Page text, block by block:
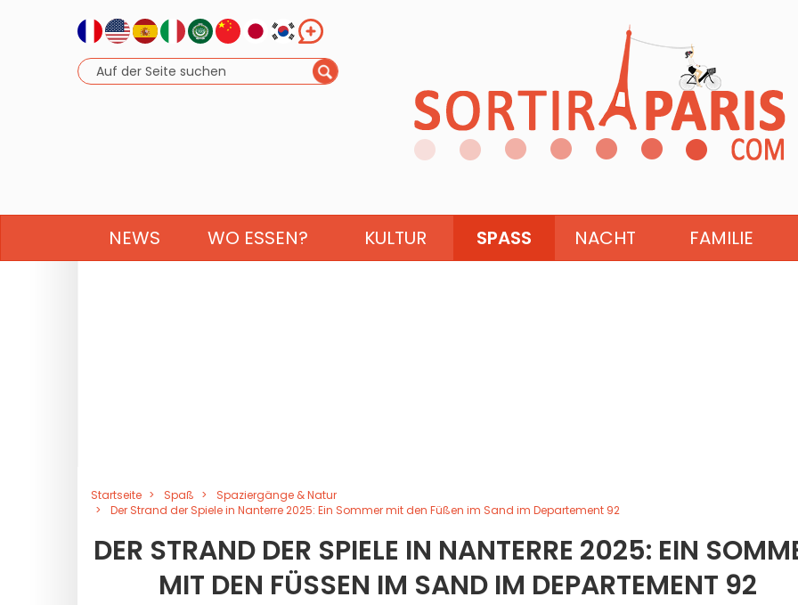
NEWS WO ESSEN? KULTUR SPASS NACHT FAMILIE
Startseite Spaß
Spaziergänge & Natur
Der Strand der Spiele in Nanterre 2025: Ein Sommer mit den Füßen im Sand im Departement 92
DER STRAND DER SPIELE IN NANTERRE 2025: EIN
MIT DEN FÜSSEN IM SAND IM DEPARTEMENT 92